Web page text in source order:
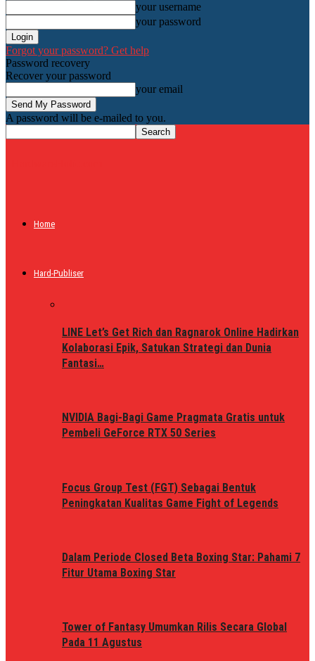
your username
your password
Forgot your password? Get help
Password recovery
Recover your password
your email
A password will be e-mailed to you.
Home
Hard-Publiser
LINE Let’s Get Rich dan Ragnarok Online Hadirkan
Kolaborasi Epik, Satukan Strategi dan Dunia
Fantasi…
NVIDIA Bagi-Bagi Game Pragmata Gratis untuk
Pembeli GeForce RTX 50 Series
Focus Group Test (FGT) Sebagai Bentuk
Peningkatan Kualitas Game Fight of Legends
Dalam Periode Closed Beta Boxing Star: Pahami 7
Fitur Utama Boxing Star
Tower of Fantasy Umumkan Rilis Secara Global
Pada 11 Agustus